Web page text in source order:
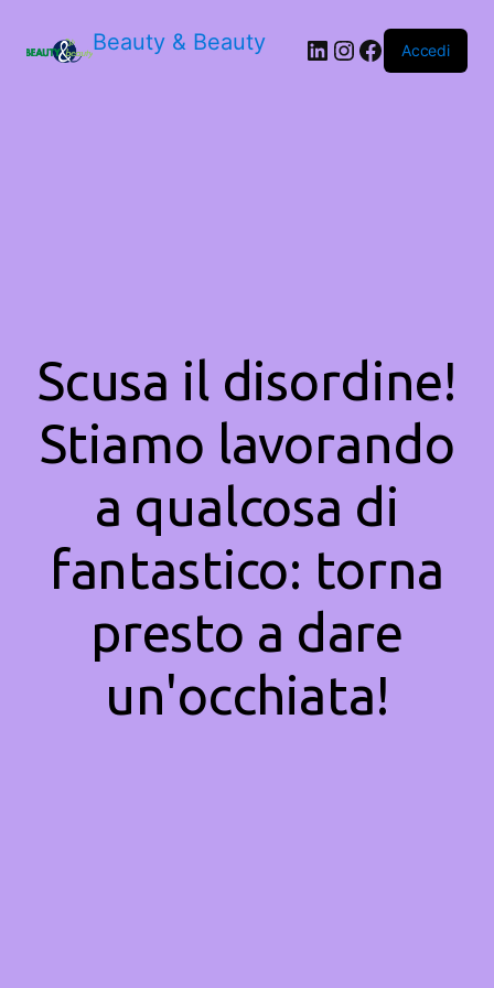
Beauty & Beauty LinkedIn
Instagram
Facebook
Accedi
Scusa il disordine!
Stiamo lavorando
a qualcosa di
fantastico: torna
presto a dare
un'occhiata!